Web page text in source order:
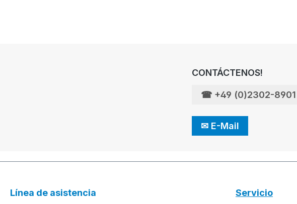
CONTÁCTENOS!
☎ +49 (0)2302-8901
✉ E-Mail
Línea de asistencia Servicio